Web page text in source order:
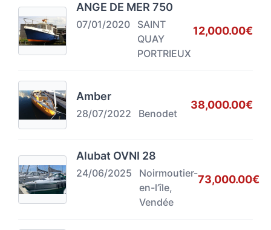
ANGE DE MER 750
07/01/2020
SAINT
QUAY
PORTRIEUX
12,000.00€
Amber
28/07/2022 Benodet
38,000.00€
Alubat OVNI 28
24/06/2025
Noirmoutier-
en-l’île,
Vendée
73,000.00€